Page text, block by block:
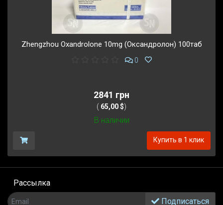
Zhengzhou Oxandrolone 10mg (Оксандролон) 100таб
0
2841 грн
( 65,00 $)
В наличии
Купить в 1 клик
Рассылка
Подписаться